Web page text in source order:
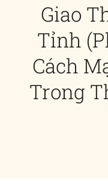
Nhà đầu tư
Giao
Tỉnh
Cách
Trong